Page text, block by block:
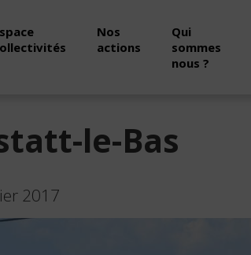
Nos
actions
Qui
sommes
nous ?
le-Bas
2017